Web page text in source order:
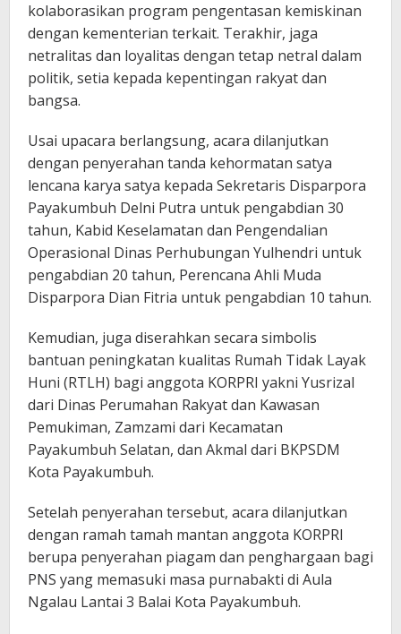
kolaborasikan program pengentasan kemiskinan
dengan kementerian terkait. Terakhir, jaga
netralitas dan loyalitas dengan tetap netral dalam
politik, setia kepada kepentingan rakyat dan
bangsa.
Usai upacara berlangsung, acara dilanjutkan
dengan penyerahan tanda kehormatan satya
lencana karya satya kepada Sekretaris Disparpora
Payakumbuh Delni Putra untuk pengabdian 30
tahun, Kabid Keselamatan dan Pengendalian
Operasional Dinas Perhubungan Yulhendri untuk
pengabdian 20 tahun, Perencana Ahli Muda
Disparpora Dian Fitria untuk pengabdian 10 tahun.
Kemudian, juga diserahkan secara simbolis
bantuan peningkatan kualitas Rumah Tidak Layak
Huni (RTLH) bagi anggota KORPRI yakni Yusrizal
dari Dinas Perumahan Rakyat dan Kawasan
Pemukiman, Zamzami dari Kecamatan
Payakumbuh Selatan, dan Akmal dari BKPSDM
Kota Payakumbuh.
Setelah penyerahan tersebut, acara dilanjutkan
dengan ramah tamah mantan anggota KORPRI
berupa penyerahan piagam dan penghargaan bagi
PNS yang memasuki masa purnabakti di Aula
Ngalau Lantai 3 Balai Kota Payakumbuh.